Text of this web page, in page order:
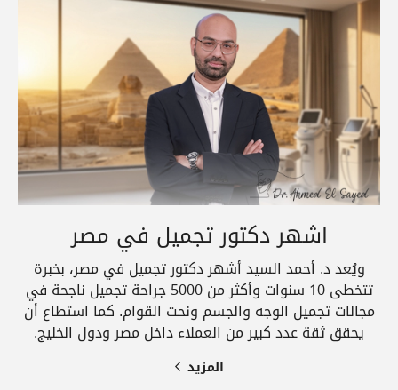
اشهر دكتور تجميل في مصر
ويُعد د. أحمد السيد أشهر دكتور تجميل في مصر، بخبرة
تتخطى 10 سنوات وأكثر من 5000 جراحة تجميل ناجحة في
مجالات تجميل الوجه والجسم ونحت القوام. كما استطاع أن
يحقق ثقة عدد كبير من العملاء داخل مصر ودول الخليج.
المزيد